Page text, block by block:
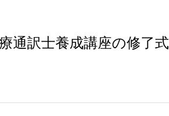
通訳士養成講座の修了式